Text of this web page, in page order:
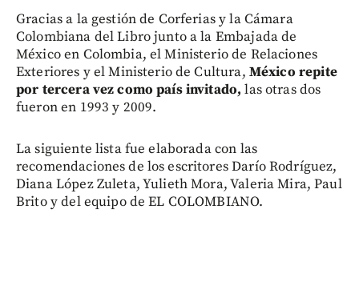
Gracias a la gestión de Corferias y la Cámara
Colombiana del Libro junto a la Embajada de
México en Colombia, el Ministerio de Relaciones
Exteriores y el Ministerio de Cultura, México repite
por tercera vez como país invitado, las otras dos
fueron en 1993 y 2009.
La siguiente lista fue elaborada con las
recomendaciones de los escritores Darío Rodríguez,
Diana López Zuleta, Yulieth Mora, Valeria Mira, Paul
Brito y del equipo de EL COLOMBIANO.